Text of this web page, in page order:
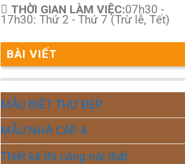
THỜI GIAN LÀM VIỆC:07h30 -
17h30: Thứ 2 - Thứ 7 (Trừ lễ, Tết)
BÀI VIẾT
MẪU BIỆT THỰ ĐẸP
MẪU NHÀ CẤP 4
Thiết kế thi công nội thất